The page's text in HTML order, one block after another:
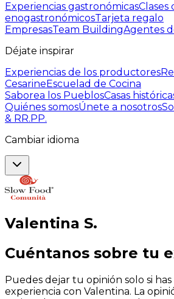
Experiencias gastronómicasClases
enogastronómicosTarjeta regalo
EmpresasTeam BuildingAgentes
Déjate inspirar
Experiencias de los productores
CesarineEscuelad de Cocina
Saborea los PueblosCasas
Quiénes somosÚnete a nosotros
& RR.PP.
Cambiar idioma
Valentina S.
Cuéntanos sobre tu
Puedes dejar tu opinión solo si
experiencia con Valentina. La